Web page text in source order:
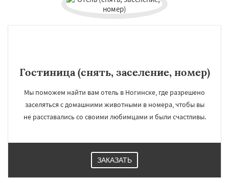
Гостиница (снять, заселение, номер)
Мы поможем найти вам отель в Ногинске, где разрешено
заселяться с домашними животными в номера, чтобы вы
не расставались со своими любимцами и были счастливы.
ЗАКАЗАТЬ